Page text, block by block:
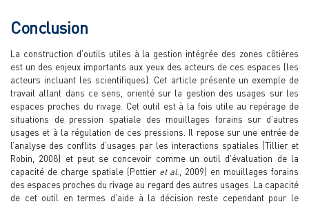
Conclusion
La construction d’outils utiles à la gestion intégrée des zones côtières
est un des enjeux importants aux yeux des acteurs de ces espaces (les
acteurs incluant les scientifiques). Cet article présente un exemple de
travail allant dans ce sens, orienté sur la gestion des usages sur les
espaces proches du rivage. Cet outil est à la fois utile au repérage de
situations de pression spatiale des mouillages forains sur d’autres
usages et à la régulation de ces pressions. Il repose sur une entrée de
l’analyse des conflits d’usages par les interactions spatiales (Tillier et
Robin, 2008) et peut se concevoir comme un outil d’évaluation de la
capacité de charge spatiale (Pottier et al., 2009) en mouillages forains
des espaces proches du rivage au regard des autres usages. La capacité
de cet outil en termes d’aide à la décision reste cependant pour le